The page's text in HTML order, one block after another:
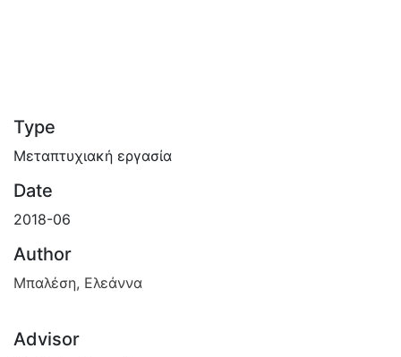
Type
Μεταπτυχιακή εργασία
Date
2018-06
Author
Μπαλέση, Ελεάννα
Advisor